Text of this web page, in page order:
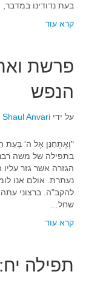
בעת נדודינו במדבר,
קרא עוד
פרשת
הנפש
על ידי Shaul Anvari
"וָאֶתְחַנַּן אֶל ה' בָּעֵת
בתפילה של משה
הגזרה אשר גזר
נעתרת. אולם אנו
להקב"ה. ברצוני
שחל…
קרא עוד
תפילה